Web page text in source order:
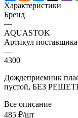
Характеристики
Бренд
—
AQUASTOK
Артикул поставщика
—
4300
Дождеприемник
пустой, БЕЗ
Все описание
485 ₽/шт